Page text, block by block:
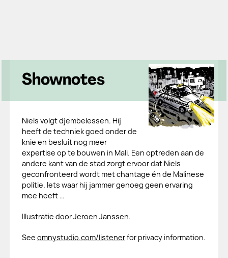
Shownotes
Niels volgt djembelessen. Hij
heeft de techniek goed onder de
knie en besluit nog meer
expertise op te bouwen in Mali. Een optreden aan de
andere kant van de stad zorgt ervoor dat Niels
geconfronteerd wordt met chantage én de Malinese
politie. Iets waar hij jammer genoeg geen ervaring
mee heeft …
Illustratie door Jeroen Janssen.
See omnystudio.com/listenerfor privacy information.